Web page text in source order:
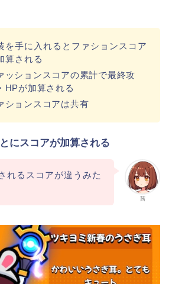
を手に入れるとファションスコア
算される
ッションスコアの累計で最終攻
HPが加算される
ションスコアは共有
にスコアが加算される
茜
れるスコアが違うみた